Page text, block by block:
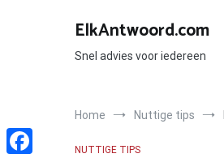
ElkAntwoord.com
Snel advies voor iedereen
Home Nuttige tips
NUTTIGE TIPS